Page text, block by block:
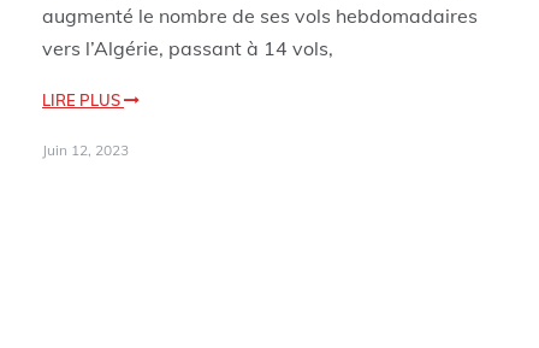
augmenté le nombre de ses vols hebdomadaires
vers l’Algérie, passant à 14 vols,
LIRE PLUS
Juin 12, 2023